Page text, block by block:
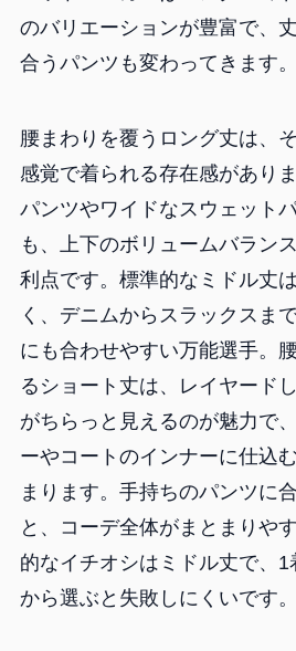
のバリエーションが豊富で、
合うパンツも変わってきます。
腰まわりを覆うロング丈は、
感覚で着られる存在感があり
パンツやワイドなスウェット
も、上下のボリュームバラン
利点です。標準的なミドル丈
く、デニムからスラックスま
にも合わせやすい万能選手。
るショート丈は、レイヤード
がちらっと見えるのが魅力で
ーやコートのインナーに仕込
まります。手持ちのパンツに
と、コーデ全体がまとまりや
的なイチオシはミドル丈で、1
から選ぶと失敗しにくいです。